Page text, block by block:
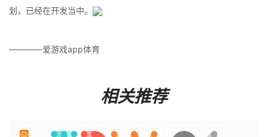
划，已经在开发当中。
————爱游戏app体育
相关推荐